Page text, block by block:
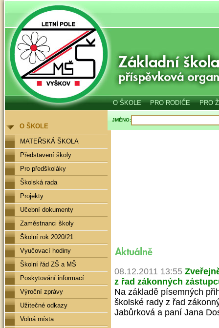
O ŠKOLE PRO RODIČE PRO
O ŠKOLE
MATEŘSKÁ ŠKOLA
Představení školy
Pro předškoláky
Školská rada
Projekty
Učební dokumenty
Zaměstnanci školy
Školní rok 2020/21
Vyučovací hodiny
Školní řád ZŠ a MŠ
Poskytování informací
Výroční zprávy
Užitečné odkazy
Volná místa
JMÉNO:
08.12.2011 13:55
z řad zákonných
Na základě písemných
školské rady z řad
Jabůrková a paní Jana